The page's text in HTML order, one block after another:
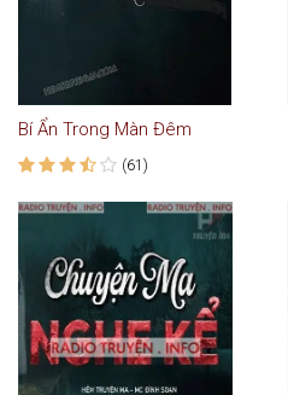
Bí Ẩn Trong Màn Đêm
(61)